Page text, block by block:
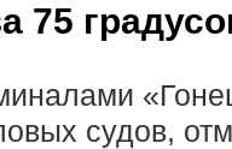
75
судов,